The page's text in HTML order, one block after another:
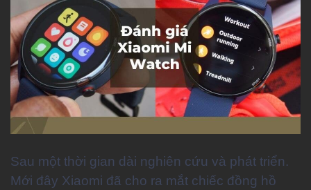
Sau một thời gian dài nghiên cứu và phát triển.
Mới đây Xiaomi đã cho ra mắt chiếc đồng hồ